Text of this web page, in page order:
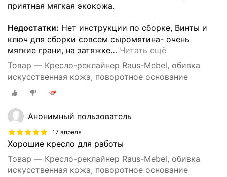
приятная мягкая экокожа.
Недостатки: Нет инструкции по сборке, Винты и
ключ для сборки совсем сыромятина- очень
мягкие грани, на затяжке… Читать ещё
Товар — Кресло-реклайнер Raus-Mebel, обивка
искусственная кожа, поворотное основание
Анонимный пользователь
17 апреля
Хорошие кресло для работы
Товар — Кресло-реклайнер Raus-Mebel, обивка
искусственная кожа, поворотное основание